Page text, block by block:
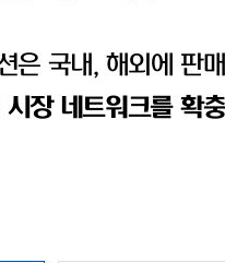
은 국내, 해외에 판
시장 네트워크를 확충